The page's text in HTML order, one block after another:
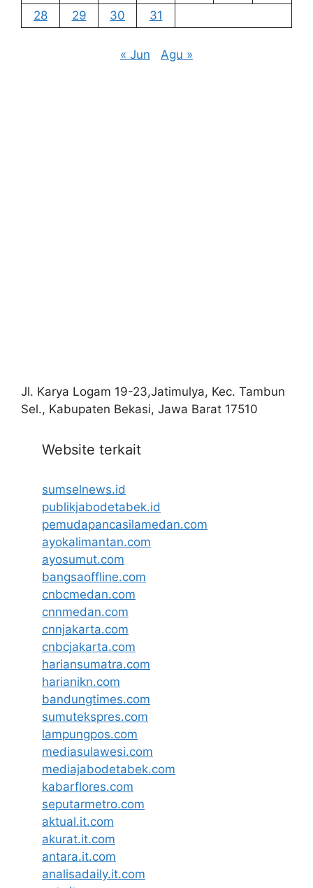
28
29 30 31
« Jun Agu »
Jl. Karya Logam 19-23,Jatimulya, Kec. Tambun
Sel., Kabupaten Bekasi, Jawa Barat 17510
Website terkait
sumselnews.id
publikjabodetabek.id
pemudapancasilamedan.com
ayokalimantan.com
ayosumut.com
bangsaoffline.com
cnbcmedan.com
cnnmedan.com
cnnjakarta.com
cnbcjakarta.com
hariansumatra.com
harianikn.com
bandungtimes.com
sumutekspres.com
lampungpos.com
mediasulawesi.com
mediajabodetabek.com
kabarflores.com
seputarmetro.com
aktual.it.com
akurat.it.com
antara.it.com
analisadaily.it.com